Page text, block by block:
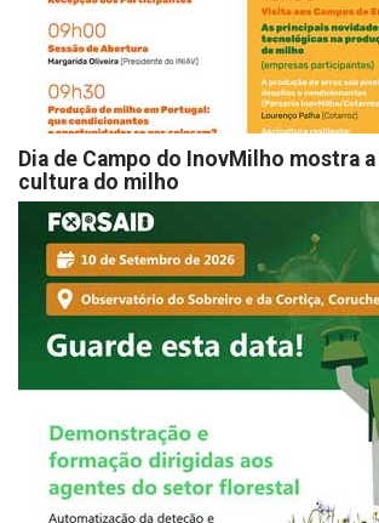
Dia de Campo do InovMilho mostra
cultura do milho